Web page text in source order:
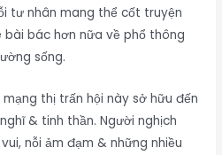
tư nhân mang thể cốt truyện
bác hơn nữa về phổ thông
sống.
thị trấn hội này sở hữu đến
& tinh thần. Người nghịch
nỗi ảm đạm & những nhiều